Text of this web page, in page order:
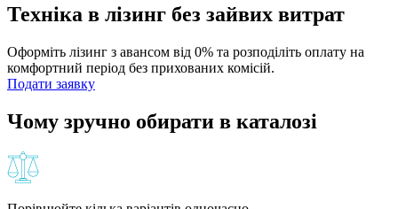
Техніка в лізинг без зайвих витрат
Оформіть лізинг з авансом від 0% та розподіліть оплату на
комфортний період без прихованих комісій.
Подати заявку
Чому зручно обирати в каталозі